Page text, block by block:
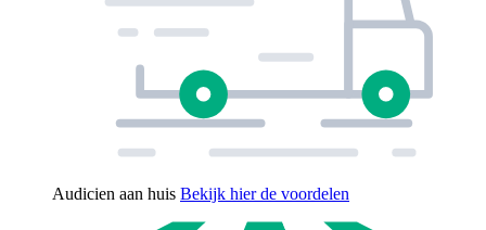
Audicien aan huis Bekijk hier de voordelen